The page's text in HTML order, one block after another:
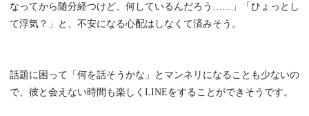
なってから随分経つけど、何しているんだろう……」「ひょっとし
て浮気？」と、不安になる心配はしなくて済みそう。
話題に困って「何を話そうかな」とマンネリになることも少ないの
で、彼と会えない時間も楽しくLINEをすることができそうです。